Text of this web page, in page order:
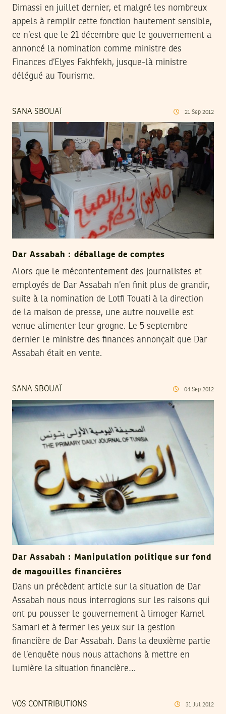
Dimassi en juillet dernier, et malgré les nombreux
appels à remplir cette fonction hautement sensible,
ce n’est que le 21 décembre que le gouvernement a
annoncé la nomination comme ministre des
Finances d’Elyes Fakhfekh, jusque-là ministre
délégué au Tourisme.
SANA SBOUAÏ 21 Sep 2012
Dar Assabah : déballage de comptes
Alors que le mécontentement des journalistes et
employés de Dar Assabah n’en finit plus de grandir,
suite à la nomination de Lotfi Touati à la direction
de la maison de presse, une autre nouvelle est
venue alimenter leur grogne. Le 5 septembre
dernier le ministre des finances annonçait que Dar
Assabah était en vente.
SANA SBOUAÏ 04 Sep 2012
Dar Assabah : Manipulation politique sur fond
de magouilles financières
Dans un précèdent article sur la situation de Dar
Assabah nous nous interrogions sur les raisons qui
ont pu pousser le gouvernement à limoger Kamel
Samari et à fermer les yeux sur la gestion
financière de Dar Assabah. Dans la deuxième partie
de l’enquête nous nous attachons à mettre en
lumière la situation financière…
VOS CONTRIBUTIONS 31 Jul 2012